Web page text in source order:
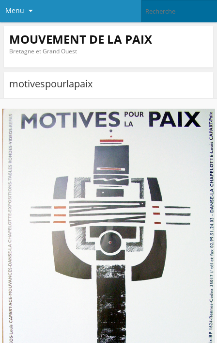
Menu
MOUVEMENT DE LA PAIX
Bretagne et Grand Ouest
motivespourlapaix